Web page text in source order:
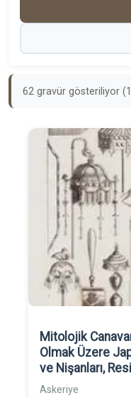
62 gravür gösteriliyor
Mitolojik
Olmak Üzere
ve Nişanları,
Askeriye